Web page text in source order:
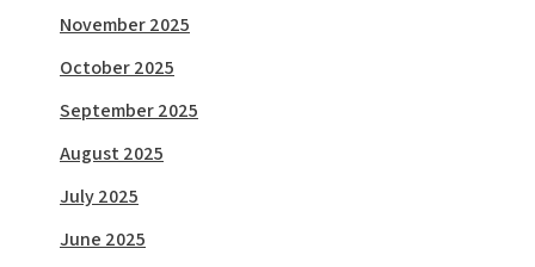
November 2025
October 2025
September 2025
August 2025
July 2025
June 2025